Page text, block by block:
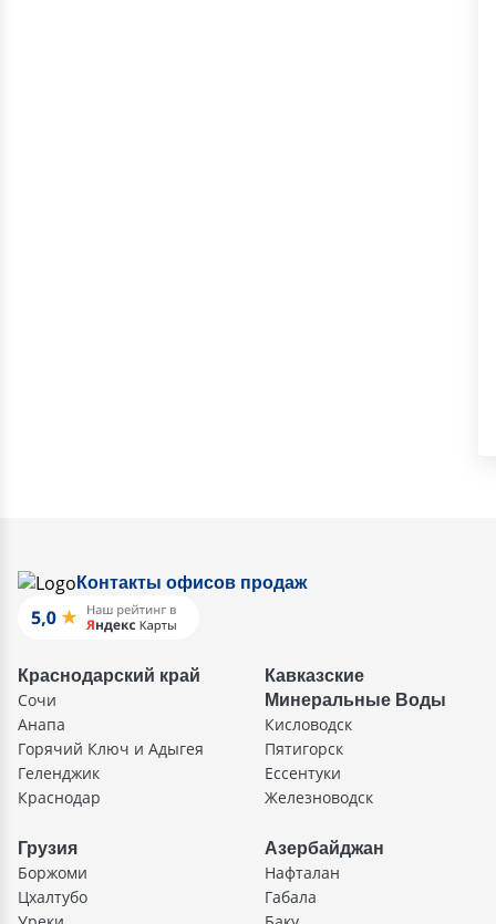
Контакты офисов продаж
Краснодарский край
Сочи
Анапа
Горячий Ключ и Адыгея
Геленджик
Краснодар
Кавказские
Минеральные Воды
Кисловодск
Пятигорск
Ессентуки
Железноводск
Грузия
Боржоми
Цхалтубо
Азербайджан
Нафталан
Габала